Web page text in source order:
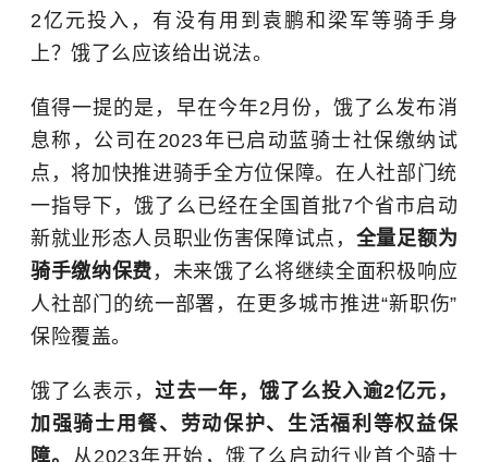
2亿元投入，有没有用到袁鹏和梁军等骑手身
上？饿了么应该给出说法。
值得一提的是，早在今年2月份，饿了么发布消
息称，公司在2023年已启动蓝骑士社保缴纳试
点，将加快推进骑手全方位保障。在人社部门统
一指导下，饿了么已经在全国首批7个省市启动
新就业形态人员职业伤害保障试点， 全量足额为
骑手缴纳保费 ，未来饿了么将继续全面积极响应
人社部门的统一部署，在更多城市推进“新职伤”
保险覆盖。
饿了么表示，过去一年，饿了么投入逾2亿元，
加强骑士用餐、劳动保护、生活福利等权益保
障。 从2023年开始，饿了么启动行业首个骑士